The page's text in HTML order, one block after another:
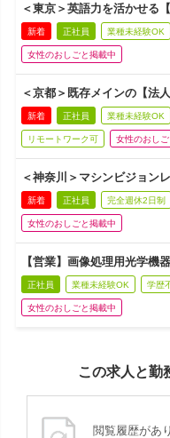
＜東京＞英語力を活かせる
新着 正社員 業種未経験OK
女性のおしごと掲載中
＜京都＞既存メインの【法
新着 正社員 業種未経験OK
リモートワーク可 女性のおし
＜神奈川＞マシンビジョン
新着 正社員 完全週休2日制
女性のおしごと掲載中
【営業】画像処理用光学機
正社員 業種未経験OK 学歴
女性のおしごと掲載中
この求人と勤
閲覧履歴があ